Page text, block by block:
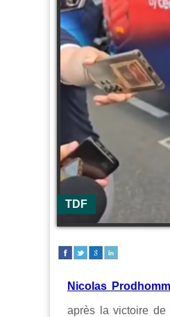
TDF
Nicolas
après la victoire de